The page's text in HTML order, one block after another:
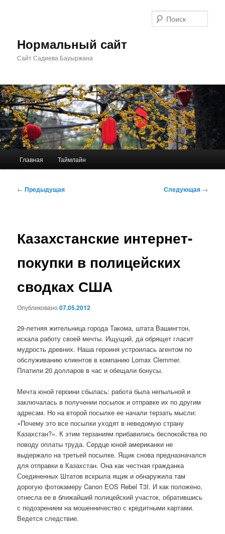
Нормальный сайт
Сайт Садиева Бауыржана
Главная Таймлайн
Навигация
← Предыдущая Следующая →
Казахстанские интернет-
покупки в полицейских
сводках США
Опубликовано07.05.2012
29-летняя жительница города Такома, штата Вашингтон,
искала работу своей мечты. Ищущий, да обрящет гласит
мудрость древних. Наша героиня устроилась агентом по
обслуживанию клиентов в компанию Lomax Clemmer.
Платили 20 долларов в час и обещали бонусы.
Мечта юной героини сбылась: работа была непыльной и
заключалась в получении посылок и отправке их по другим
адресам. Но на второй посылке ее начали терзать мысли:
«Почему это все посылки уходят в неведомую страну
Казахстан?». К этим терзаниям прибавились беспокойства по
поводу оплаты труда. Сердце юной американки не
выдержало на третьей посылке. Ящик снова предназначался
для отправки в Казахстан. Она как честная гражданка
Соединенных Штатов вскрыла ящик и обнаружила там
дорогую фотокамеру Canon EOS Rebel T3I. И как положено,
отнесла ее в ближайший полицейский участок, обратившись
с подозрением на мошенничество с кредитными картами.
Ведется следствие.